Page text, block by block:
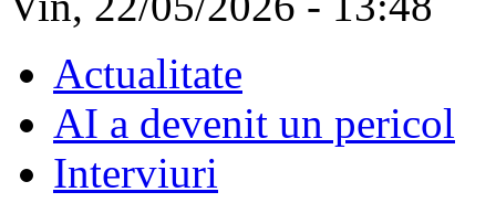
Actualitate
AI a devenit un pericol
Interviuri